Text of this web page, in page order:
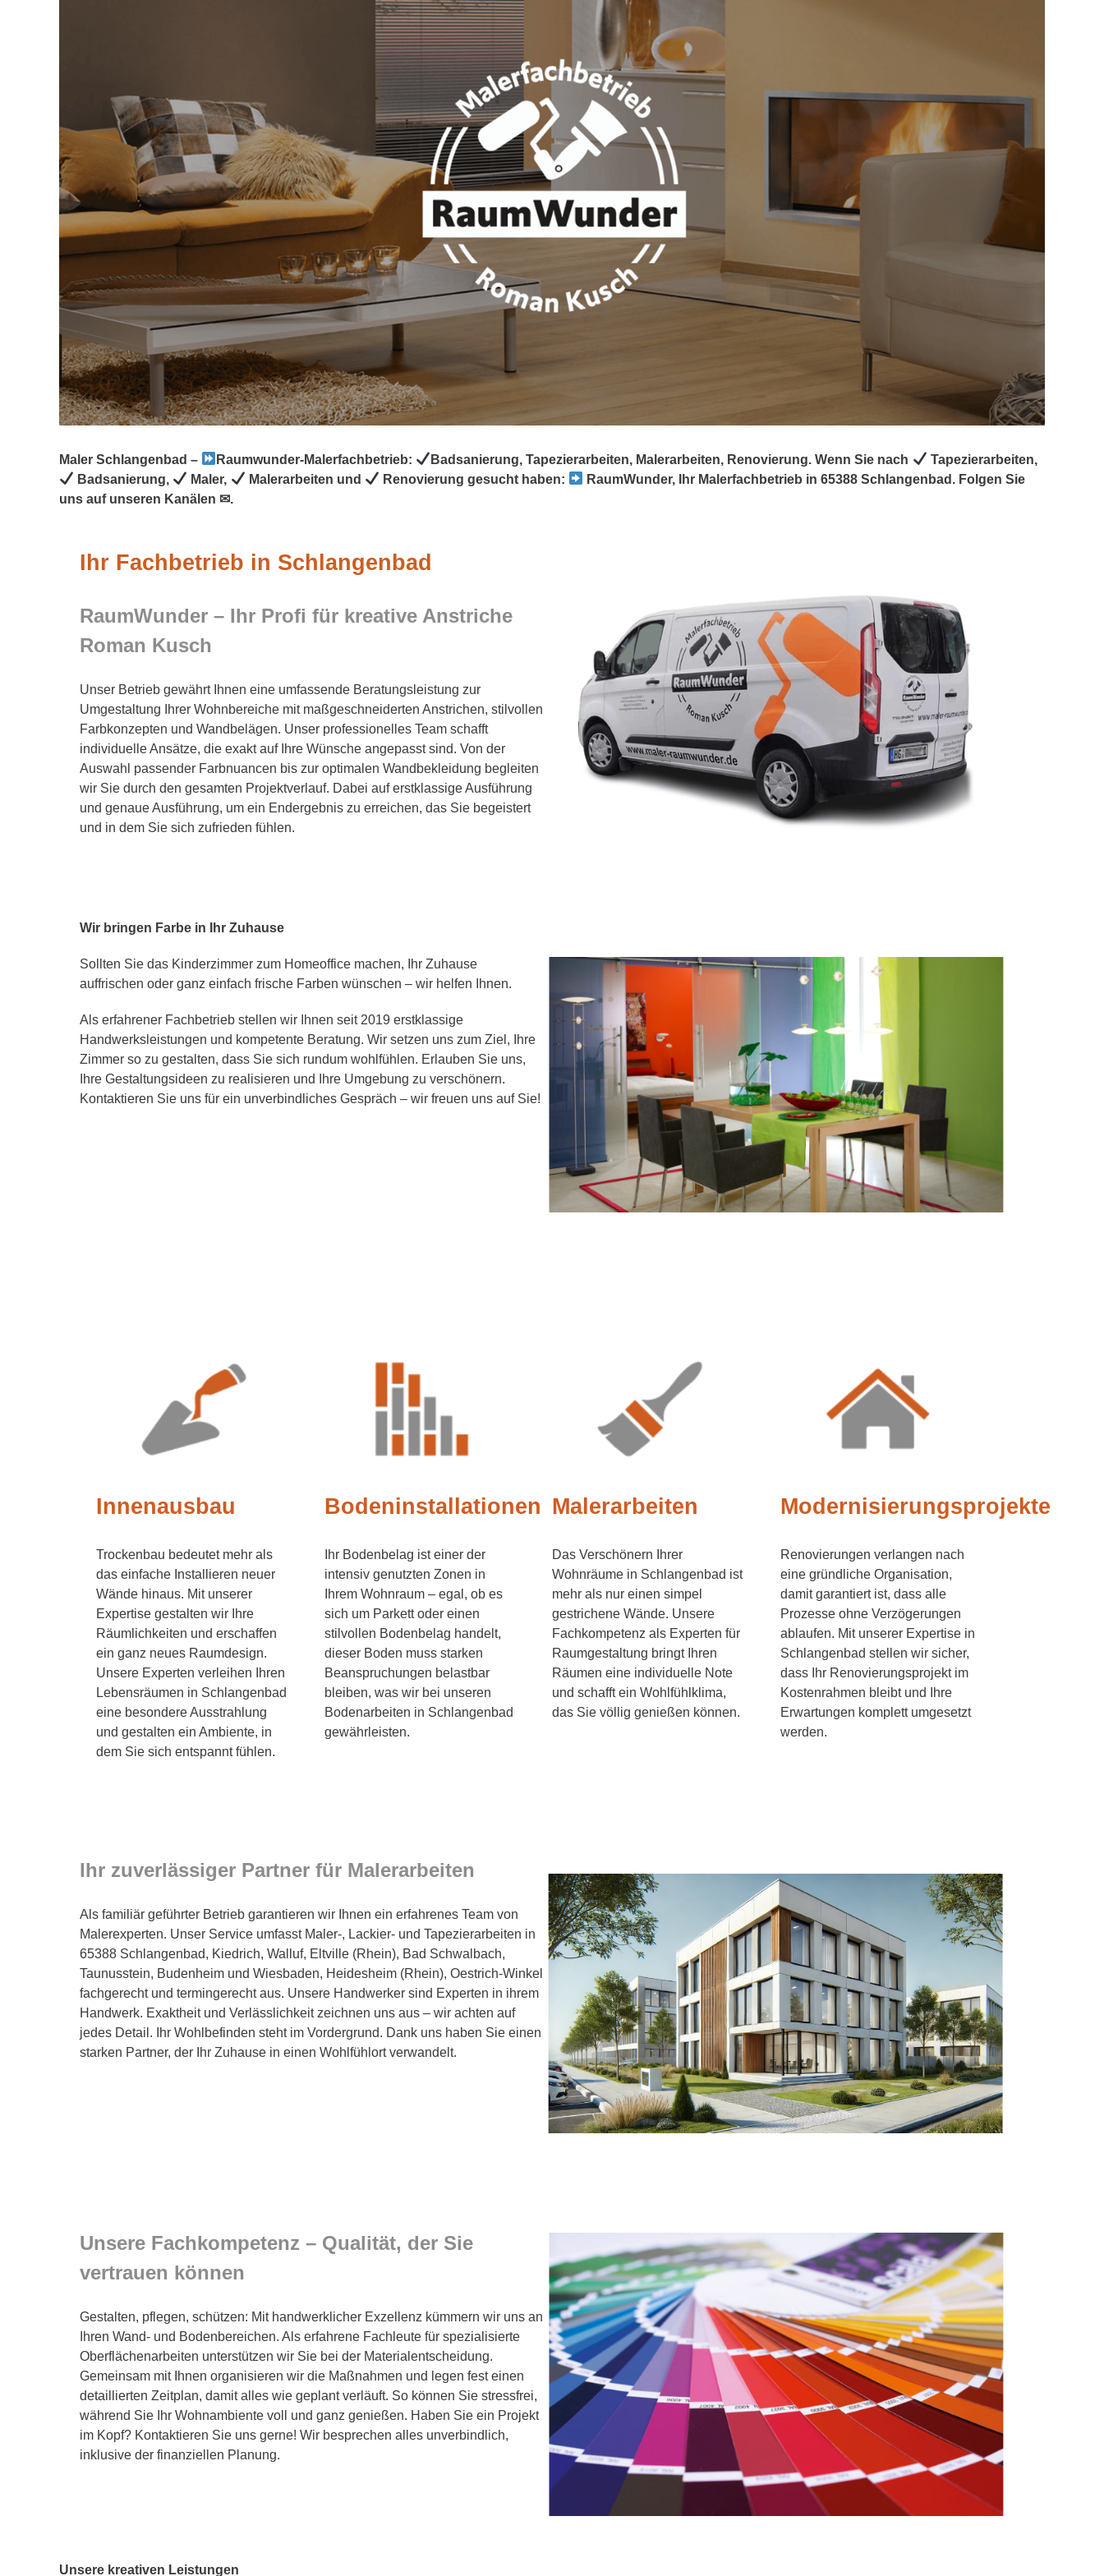
Maler Schlangenbad – Raumwunder-Malerfachbetrieb: Badsanierung, Tapezierarbeiten, Malerarbeiten, Renovierung. Wenn Sie nach
Tapezierarbeiten,
Badsanierung,
Maler, Malerarbeiten und Renovierung gesucht haben:
RaumWunder, Ihr Malerfachbetrieb in 65388 Schlangenbad. Folgen Sie
uns auf unseren Kanälen ✉.
Ihr Fachbetrieb in Schlangenbad
RaumWunder – Ihr Profi für kreative Anstriche
Roman Kusch
Unser Betrieb gewährt Ihnen eine umfassende Beratungsleistung zur
Umgestaltung Ihrer Wohnbereiche mit maßgeschneiderten Anstrichen, stilvollen
Farbkonzepten und Wandbelägen. Unser professionelles Team schafft
individuelle Ansätze, die exakt auf Ihre Wünsche angepasst sind. Von der
Auswahl passender Farbnuancen bis zur optimalen Wandbekleidung begleiten
wir Sie durch den gesamten Projektverlauf. Dabei auf erstklassige Ausführung
und genaue Ausführung, um ein Endergebnis zu erreichen, das Sie begeistert
und in dem Sie sich zufrieden fühlen.
Wir bringen Farbe in Ihr Zuhause
Sollten Sie das Kinderzimmer zum Homeoffice machen, Ihr Zuhause
auffrischen oder ganz einfach frische Farben wünschen – wir helfen Ihnen.
Als erfahrener Fachbetrieb stellen wir Ihnen seit 2019 erstklassige
Handwerksleistungen und kompetente Beratung. Wir setzen uns zum Ziel, Ihre
Zimmer so zu gestalten, dass Sie sich rundum wohlfühlen. Erlauben Sie uns,
Ihre Gestaltungsideen zu realisieren und Ihre Umgebung zu verschönern.
Kontaktieren Sie uns für ein unverbindliches Gespräch – wir freuen uns auf Sie!
Innenausbau
Trockenbau bedeutet mehr als
das einfache Installieren neuer
Wände hinaus. Mit unserer
Expertise gestalten wir Ihre
Räumlichkeiten und erschaffen
ein ganz neues Raumdesign.
Unsere Experten verleihen Ihren
Lebensräumen in Schlangenbad
eine besondere Ausstrahlung
und gestalten ein Ambiente, in
dem Sie sich entspannt fühlen.
Bodeninstallationen
Ihr Bodenbelag ist einer der
intensiv genutzten Zonen in
Ihrem Wohnraum – egal, ob es
sich um Parkett oder einen
stilvollen Bodenbelag handelt,
dieser Boden muss starken
Beanspruchungen belastbar
bleiben, was wir bei unseren
Bodenarbeiten in Schlangenbad
gewährleisten.
Malerarbeiten
Das Verschönern Ihrer
Wohnräume in Schlangenbad ist
mehr als nur einen simpel
gestrichene Wände. Unsere
Fachkompetenz als Experten für
Raumgestaltung bringt Ihren
Räumen eine individuelle Note
und schafft ein Wohlfühlklima,
das Sie völlig genießen können.
Modernisierungsprojekte
Renovierungen verlangen nach
eine gründliche Organisation,
damit garantiert ist, dass alle
Prozesse ohne Verzögerungen
ablaufen. Mit unserer Expertise in
Schlangenbad stellen wir sicher,
dass Ihr Renovierungsprojekt im
Kostenrahmen bleibt und Ihre
Erwartungen komplett umgesetzt
werden.
Ihr zuverlässiger Partner für Malerarbeiten
Als familiär geführter Betrieb garantieren wir Ihnen ein erfahrenes Team von
Malerexperten. Unser Service umfasst Maler-, Lackier- und Tapezierarbeiten in
65388 Schlangenbad, Kiedrich, Walluf, Eltville (Rhein), Bad Schwalbach,
Taunusstein, Budenheim und Wiesbaden, Heidesheim (Rhein), Oestrich-Winkel
fachgerecht und termingerecht aus. Unsere Handwerker sind Experten in ihrem
Handwerk. Exaktheit und Verlässlichkeit zeichnen uns aus – wir achten auf
jedes Detail. Ihr Wohlbefinden steht im Vordergrund. Dank uns haben Sie einen
starken Partner, der Ihr Zuhause in einen Wohlfühlort verwandelt.
Unsere Fachkompetenz – Qualität, der Sie
vertrauen können
Gestalten, pflegen, schützen: Mit handwerklicher Exzellenz kümmern wir uns an
Ihren Wand- und Bodenbereichen. Als erfahrene Fachleute für spezialisierte
Oberflächenarbeiten unterstützen wir Sie bei der Materialentscheidung.
Gemeinsam mit Ihnen organisieren wir die Maßnahmen und legen fest einen
detaillierten Zeitplan, damit alles wie geplant verläuft. So können Sie stressfrei,
während Sie Ihr Wohnambiente voll und ganz genießen. Haben Sie ein Projekt
im Kopf? Kontaktieren Sie uns gerne! Wir besprechen alles unverbindlich,
inklusive der finanziellen Planung.
Unsere kreativen Leistungen